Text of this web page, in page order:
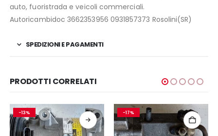
auto, fuoristrada e veicoli commerciali.
Autoricambidoc 3662353956 0931857373 Rosolini(SR)
SPEDIZIONI E PAGAMENTI
PRODOTTI CORRELATI
-13% -17%